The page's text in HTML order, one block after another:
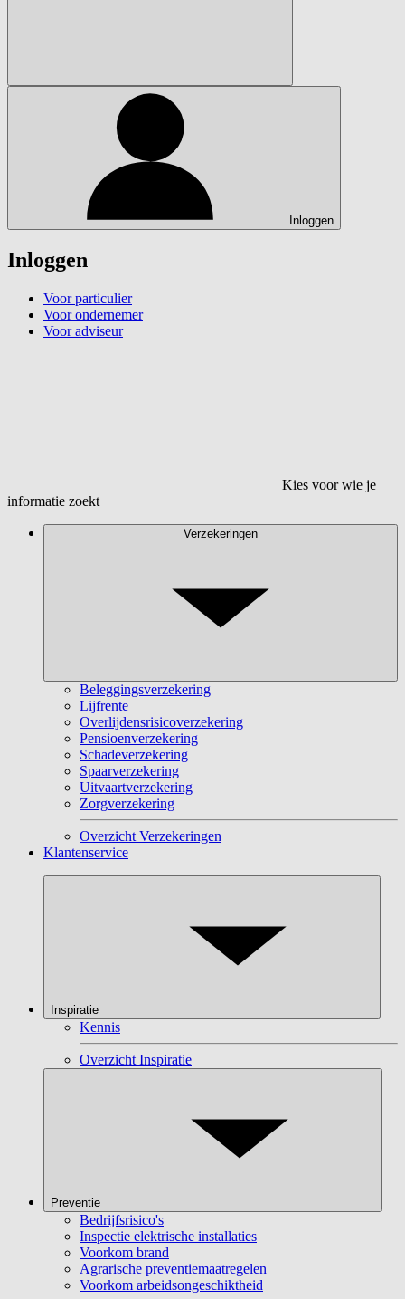
Inloggen
Inloggen
Voor particulier
Voor ondernemer
Voor adviseur
Kies voor wie je
informatie zoekt
Verzekeringen
Beleggingsverzekering
Lijfrente
Overlijdensrisicoverzekering
Pensioenverzekering
Schadeverzekering
Spaarverzekering
Uitvaartverzekering
Zorgverzekering
Overzicht Verzekeringen
Klantenservice
Inspiratie
Kennis
Overzicht Inspiratie
Preventie
Bedrijfsrisico's
Inspectie elektrische installaties
Voorkom brand
Agrarische preventiemaatregelen
Voorkom arbeidsongeschiktheid